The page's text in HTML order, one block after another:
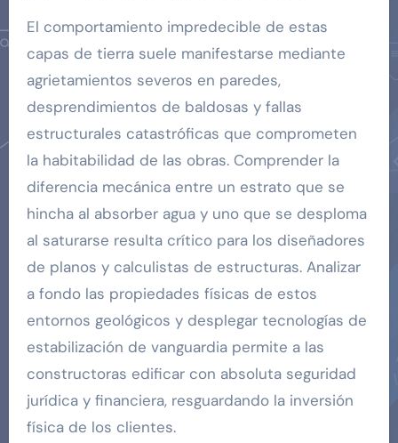
El comportamiento impredecible de estas
capas de tierra suele manifestarse mediante
agrietamientos severos en paredes,
desprendimientos de baldosas y fallas
estructurales catastróficas que comprometen
la habitabilidad de las obras. Comprender la
diferencia mecánica entre un estrato que se
hincha al absorber agua y uno que se desploma
al saturarse resulta crítico para los diseñadores
de planos y calculistas de estructuras. Analizar
a fondo las propiedades físicas de estos
entornos geológicos y desplegar tecnologías de
estabilización de vanguardia permite a las
constructoras edificar con absoluta seguridad
jurídica y financiera, resguardando la inversión
física de los clientes.